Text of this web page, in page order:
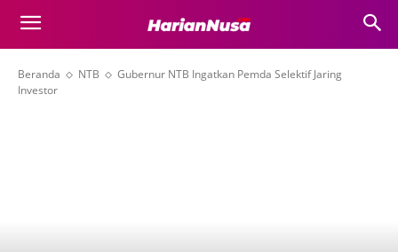
Beranda NTB
Gubernur NTB Ingatkan Pemda Selektif Jaring
Investor